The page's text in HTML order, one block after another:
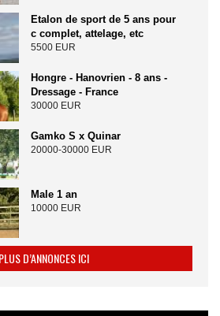
Etalon de sport de 5 ans pour
c complet, attelage, etc
5500 EUR
Hongre - Hanovrien - 8 ans -
Dressage - France
30000 EUR
Gamko S x Quinar
20000-30000 EUR
Male 1 an
10000 EUR
PLUS D’ANNONCES ICI